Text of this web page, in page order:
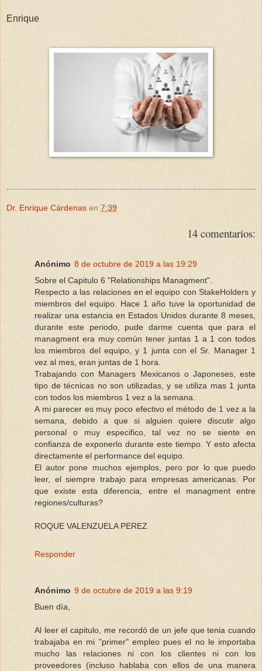
Enrique
Dr. Enrique Cárdenas en 7:39
14 comentarios:
Anónimo 8 de octubre de 2019 a las 19:29
Sobre el Capitulo 6 "Relationships Managment".
Respecto a las relaciones en el equipo con StakeHolders y
miembros del equipo. Hace 1 año tuve la oportunidad de
realizar una estancia en Estados Unidos durante 8 meses,
durante este periodo, pude darme cuenta que para el
managment era muy común tener juntas 1 a 1 con todos
los miembros del equipo, y 1 junta con el Sr. Manager 1
vez al mes, eran juntas de 1 hora.
Trabajando con Managers Mexicanos o Japoneses, este
tipo de técnicas no son utilizadas, y se utiliza mas 1 junta
con todos los miembros 1 vez a la semana.
A mi parecer es muy poco efectivo el método de 1 vez a la
semana, debido a que si alguien quiere discutir algo
personal o muy especifico, tal vez no se siente en
confianza de exponerlo durante este tiempo. Y esto afecta
directamente el performance del equipo.
El autor pone muchos ejemplos, pero por lo que puedo
leer, el siempre trabajo para empresas americanas. Por
que existe esta diferencia, entre el managment entre
regiones/culturas?
ROQUE VALENZUELA PEREZ
Responder
Anónimo 9 de octubre de 2019 a las 9:19
Buen día,
Al leer el capitulo, me recordó de un jefe que tenia cuando
trabajaba en mi "primer" empleo pues el no le importaba
mucho las relaciones ni con los clientes ni con los
proveedores (incluso hablaba con ellos de una manera